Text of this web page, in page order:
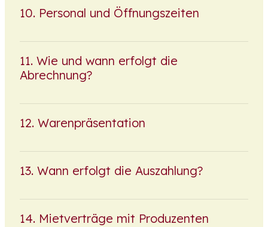
Personal und Öffnungszeiten
Wie und wann erfolgt die
Abrechnung?
Warenpräsentation
Wann erfolgt die Auszahlung?
Mietverträge mit Produzenten